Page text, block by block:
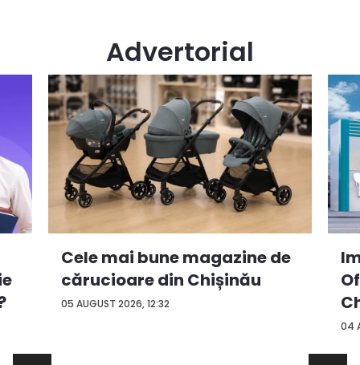
Advertorial
05 AUGUST 2026, 12:32
Cele mai bune magazine de
cărucioare din Chișinău
04